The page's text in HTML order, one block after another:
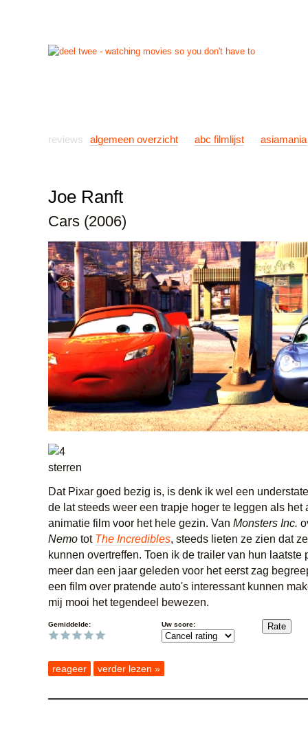
reviews algemeen overzicht abc filmlijst asiamania
Joe Ranft
Cars (2006)
Dat Pixar goed bezig is, is denk ik wel een
de lat steeds weer een trapje hoger te leggen als het
animatie film voor het hele gezin. Van Monsters Inc.
Nemo tot The Incredibles, steeds lieten ze zien dat
kunnen overtreffen. Toen ik de trailer van hun laatste
meer dan een jaar geleden voor het eerst zag
een film over pratende auto's interessant kunnen
mij mooi het tegendeel bewezen.
Gemiddelde: Uw score:
reageer verder lezen »